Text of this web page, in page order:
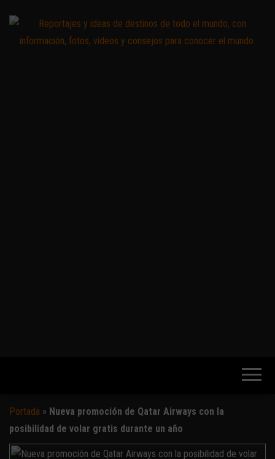
contenido
Portada » Nueva promoción de Qatar Airways con la
posibilidad de volar gratis durante un año